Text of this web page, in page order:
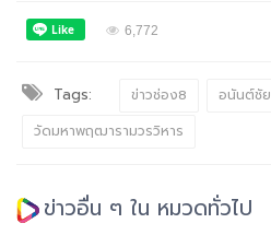
6,772
Tags: ข่าวช่อง8 อนันต์ชัย
วัดมหาพฤฒารามวรวิหาร
ข่าวอื่น ๆ ใน หมวดทั่วไป